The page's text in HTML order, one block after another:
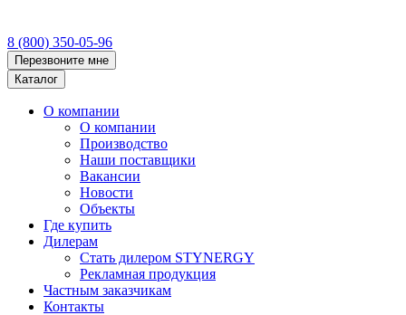
8 (800) 350-05-96
Перезвоните мне
Каталог
О компании
О компании
Производство
Наши поставщики
Вакансии
Новости
Объекты
Где купить
Дилерам
Стать дилером STYNERGY
Рекламная продукция
Частным заказчикам
Контакты